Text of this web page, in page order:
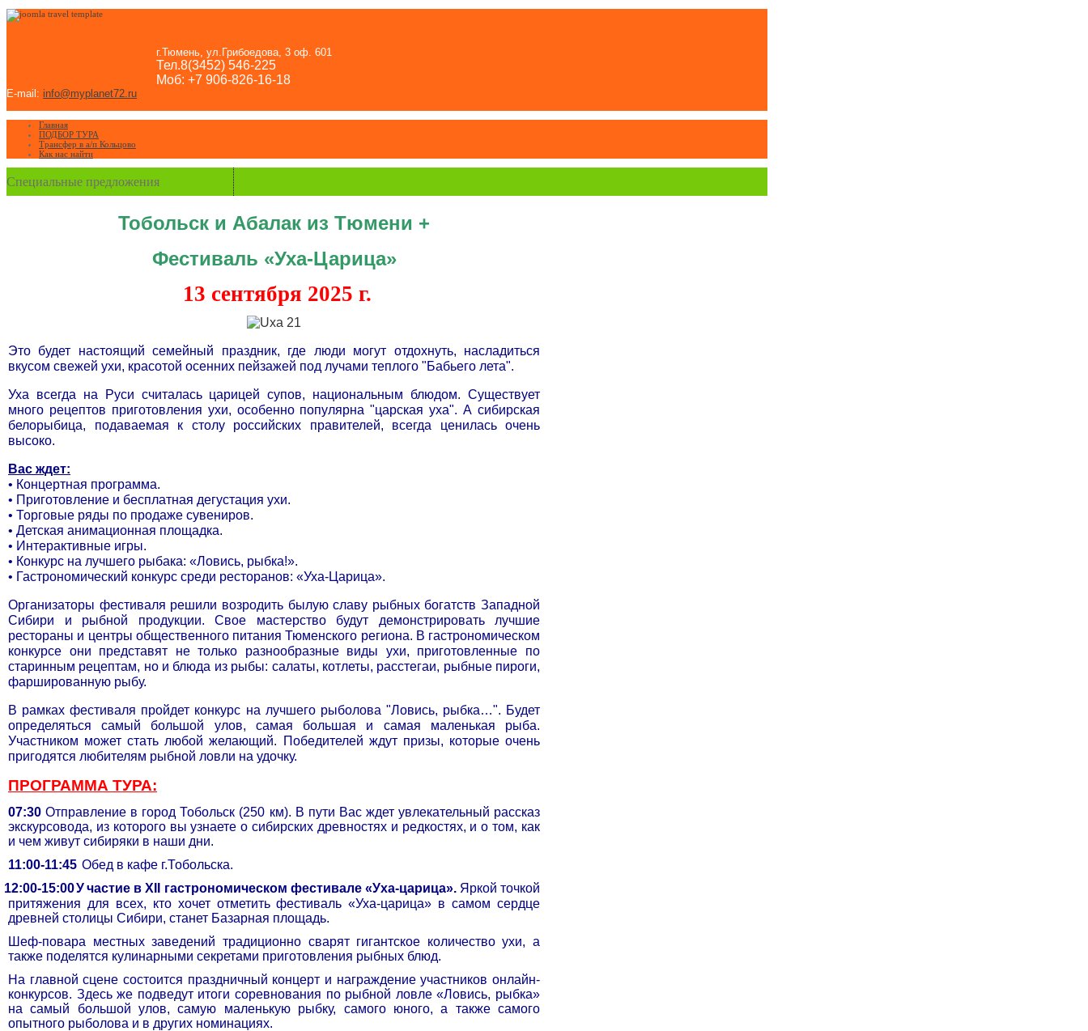
г.Тюмень, ул.Грибоедова, 3 оф. 601
Тел.8(3452) 546-225
Моб: +7 906-826-16-18
E-mail: info@myplanet72.ru
Главная
ПОДБОР ТУРА
Трансфер в а/п Кольцово
Как нас найти
Специальные предложения
Тобольск и Абалак из Тюмени +
Фестиваль «Уха-Царица»
13 сентября 2025 г.
Это будет настоящий семейный праздник, где люди могут отдохнуть, насладиться
вкусом свежей ухи, красотой осенних пейзажей под лучами теплого "Бабьего лета".
Уха всегда на Руси считалась царицей супов, национальным блюдом. Существует
много рецептов приготовления ухи, особенно популярна "царская уха".А сибирская
белорыбица, подаваемая к столу российских правителей, всегда ценилась очень
высоко.
Вас ждет:
• Концертная программа.
• Приготовление и бесплатная дегустация ухи.
• Торговые ряды по продаже сувениров.
• Детская анимационная площадка.
• Интерактивные игры.
• Конкурс на лучшего рыбака: «Ловись, рыбка!».
• Гастрономический конкурс среди ресторанов: «Уха-Царица».
Организаторы фестиваля решили возродить былую славу рыбных богатств Западной
Сибири и рыбной продукции. Свое мастерство будут демонстрировать лучшие
рестораны и центры общественного питания Тюменского региона. В гастрономическом
конкурсе они представят не только разнообразные виды ухи, приготовленные по
старинным рецептам, но и блюда из рыбы: салаты, котлеты, расстегаи, рыбные пироги,
фаршированную рыбу.
В рамках фестиваля пройдет конкурс на лучшего рыболова "Ловись, рыбка…". Будет
определяться самый большой улов, самая большая и самая маленькая рыба.
Участником может стать любой желающий. Победителей ждут призы, которые очень
пригодятся любителям рыбной ловли на удочку.
ПРОГРАММА ТУРА:
07:30Отправление в город Тобольск (250 км). В пути Вас ждет увлекательный рассказ
экскурсовода, из которого вы узнаете о сибирских древностях и редкостях, и о том, как
и чем живут сибиряки в наши дни.
11:00-11:45 Обед в кафе г.Тобольска.
12:00-15:00Участие в XII гастрономическом фестивале «Уха-царица».Яркой точкой
притяжения для всех, кто хочет отметить фестиваль «Уха-царица» в самом сердце
древней столицы Сибири, станет Базарная площадь.
Шеф-повара местных заведений традиционно сварят гигантское количество ухи, а
также поделятся кулинарными секретами приготовления рыбных блюд.
На главной сцене состоится праздничный концерт и награждение участников онлайн-
конкурсов. Здесь же подведут итоги соревнования по рыбной ловле «Ловись, рыбка»
на самый большой улов, самую маленькую рыбку, самого юного, а также самого
опытного рыболова и в других номинациях.